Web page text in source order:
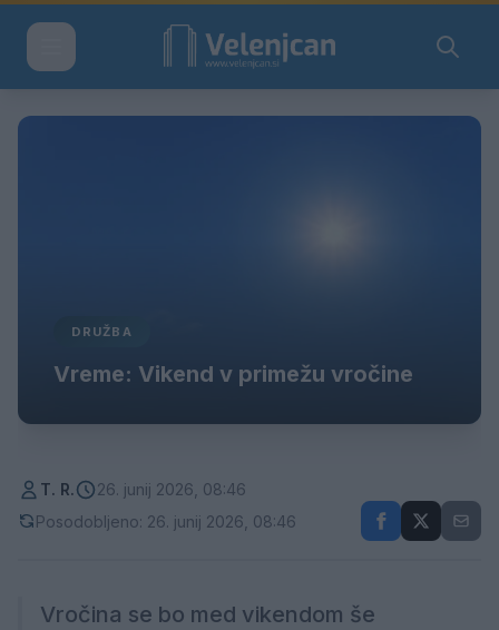
DRUŽBA
Vreme: Vikend v primežu vročine
T. R.
26. junij 2026, 08:46
Posodobljeno: 26. junij 2026, 08:46
Vročina se bo med vikendom še